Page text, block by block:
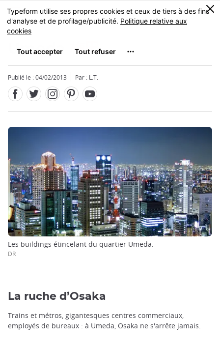
Skip
to
main
MENU
0
Umeda 梅田
Publié le : 04/02/2013 Par : L.T.
Les buildings étincelant du quartier Umeda.
DR
La ruche d’Osaka
Trains et métros, gigantesques centres commerciaux,
employés de bureaux : à Umeda, Osaka ne s'arrête jamais.